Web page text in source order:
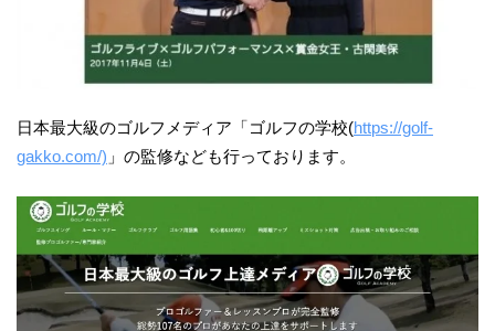
日本最大級のゴルフメディア「ゴルフの学校(https://golf-
gakko.com/) 」の監修なども行っております。